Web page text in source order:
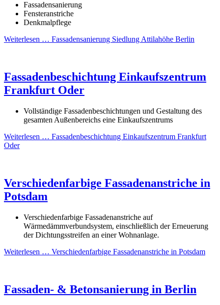
Fassadensanierung
Fensteranstriche
Denkmalpflege
Weiterlesen … Fassadensanierung Siedlung Attilahöhe Berlin
Fassadenbeschichtung Einkaufszentrum
Frankfurt Oder
Vollständige Fassadenbeschichtungen und Gestaltung des
gesamten Außenbereichs eine Einkaufszentrums
Weiterlesen … Fassadenbeschichtung Einkaufszentrum Frankfurt
Oder
Verschiedenfarbige Fassadenanstriche in
Potsdam
Verschiedenfarbige Fassadenanstriche auf
Wärmedämmverbundsystem, einschließlich der Erneuerung
der Dichtungsstreifen an einer Wohnanlage.
Weiterlesen … Verschiedenfarbige Fassadenanstriche in Potsdam
Fassaden- & Betonsanierung in Berlin